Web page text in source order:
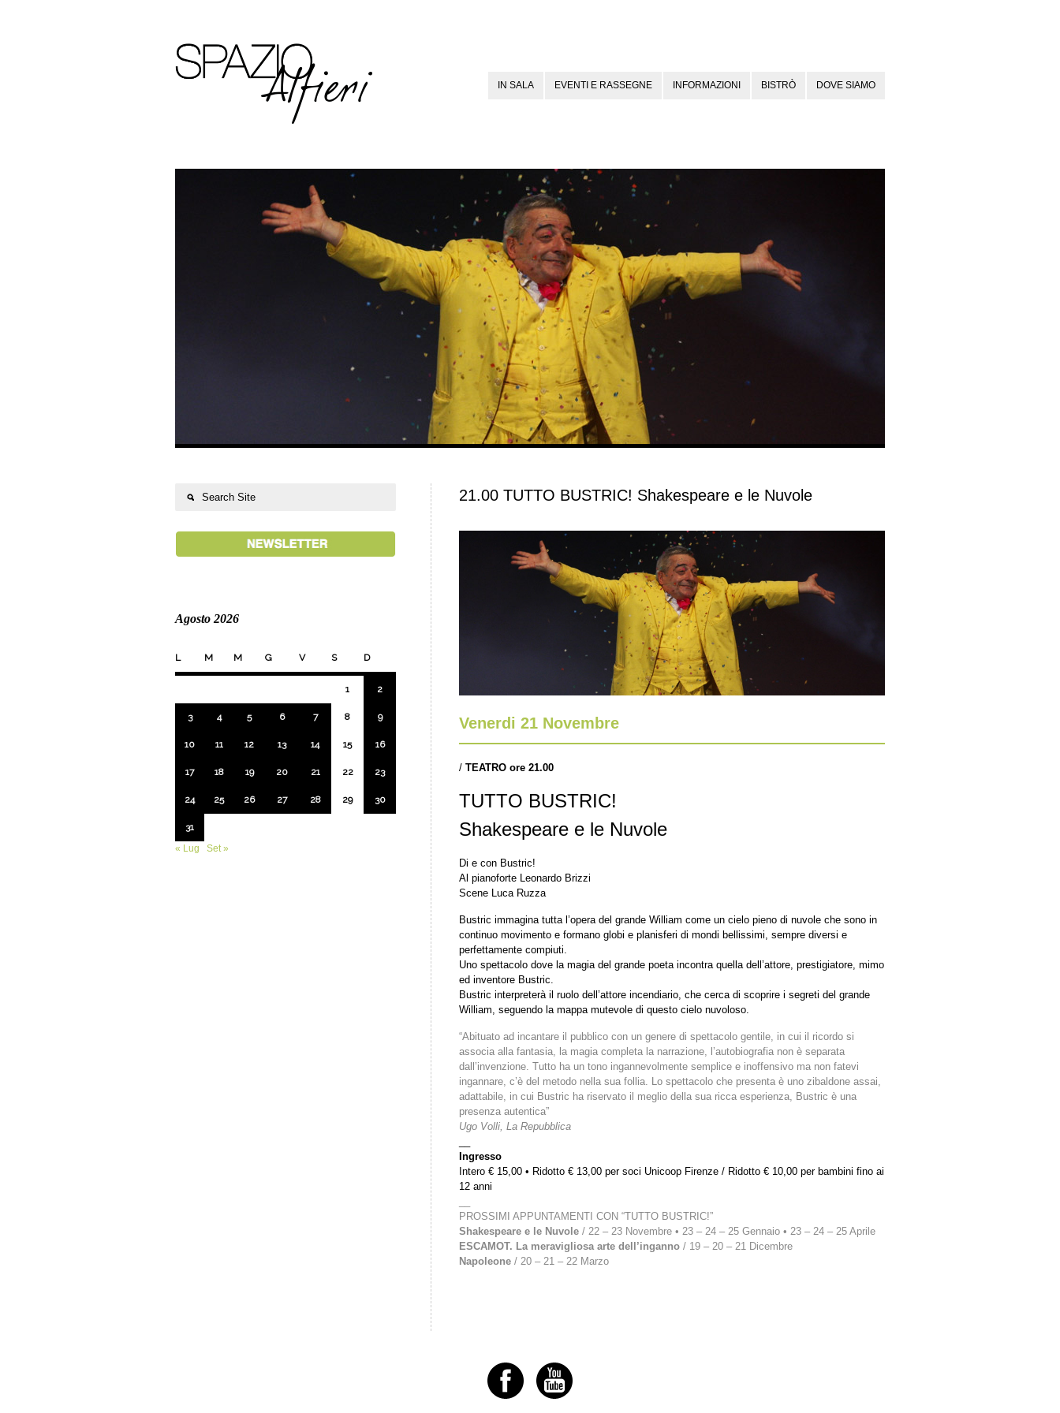
IN SALA EVENTI E RASSEGNE INFORMAZIONI BISTRÒ DOVE SIAMO
21.00 TUTTO BUSTRIC! Shakespeare e le Nuvole
Venerdi 21 Novembre
/ TEATRO ore 21.00
TUTTO BUSTRIC!
Shakespeare e le Nuvole
Di e con Bustric!
Al pianoforte Leonardo Brizzi
Scene Luca Ruzza
Bustric immagina tutta l’opera del grande William come un cielo pieno di nuvole che sono in
continuo movimento e formano globi e planisferi di mondi bellissimi, sempre diversi e
perfettamente compiuti.
Uno spettacolo dove la magia del grande poeta incontra quella dell’attore, prestigiatore, mimo
ed inventore Bustric.
Bustric interpreterà il ruolo dell’attore incendiario, che cerca di scoprire i segreti del grande
William, seguendo la mappa mutevole di questo cielo nuvoloso.
“Abituato ad incantare il pubblico con un genere di spettacolo gentile, in cui il ricordo si
associa alla fantasia, la magia completa la narrazione, l’autobiografia non è separata
dall’invenzione. Tutto ha un tono ingannevolmente semplice e inoffensivo ma non fatevi
ingannare, c’è del metodo nella sua follia. Lo spettacolo che presenta è uno zibaldone assai,
adattabile, in cui Bustric ha riservato il meglio della sua ricca esperienza, Bustric è una
presenza autentica”
Ugo Volli, La Repubblica
Ingresso
Intero € 15,00 • Ridotto € 13,00 per soci Unicoop Firenze / Ridotto € 10,00 per bambini fino ai
12 anni
PROSSIMI APPUNTAMENTI CON “TUTTO BUSTRIC!”
Shakespeare e le Nuvole / 22 – 23 Novembre • 23 – 24 – 25 Gennaio • 23 – 24 – 25 Aprile
ESCAMOT. La meravigliosa arte dell’inganno / 19 – 20 – 21 Dicembre
Napoleone / 20 – 21 – 22 Marzo
Agosto 2026
L M M G V S D
1 2
3 4 5 6 7 8 9
10 11 12 13 14 15 16
17 18 19 20 21 22 23
24 25 26 27 28 29 30
31
« Lug
Set »